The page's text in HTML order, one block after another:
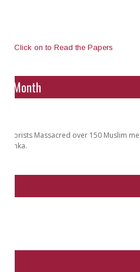
Click on to Read the Papers
Month
Massacred over 150 Muslim
Lanka.